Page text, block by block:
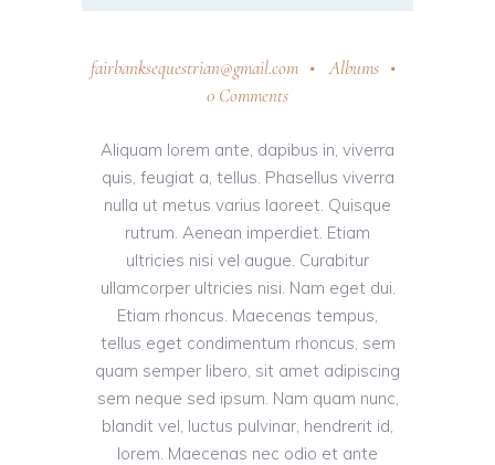
fairbanksequestrian@gmail.com
Albums
0 Comments
Aliquam lorem ante, dapibus in, viverra
quis, feugiat a, tellus. Phasellus viverra
nulla ut metus varius laoreet. Quisque
rutrum. Aenean imperdiet. Etiam
ultricies nisi vel augue. Curabitur
ullamcorper ultricies nisi. Nam eget dui.
Etiam rhoncus. Maecenas tempus,
tellus eget condimentum rhoncus, sem
quam semper libero, sit amet adipiscing
sem neque sed ipsum. Nam quam nunc,
blandit vel, luctus pulvinar, hendrerit id,
lorem. Maecenas nec odio et ante